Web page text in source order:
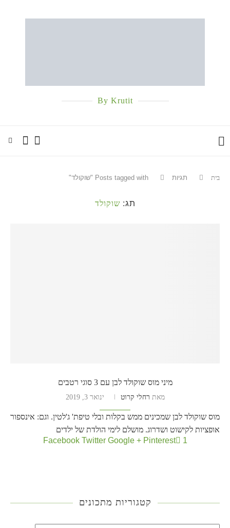
By Krutit
בית תגיות Posts tagged with "שוקולד"
תג: שוקולד
מיני מוס שוקולד לבן עם 3 סוגי רטבים
מאת רחלי קרוט ינואר 3, 2019
מוס שוקולד לבן שמכינים ממש בקלות ובלי טיפת' ג'לטין. וגם: אינספור
אופציות לקישוט ושדרוג. מושלם לימי הולדת של ילדים
1
Facebook Twitter Google + Pinterest
קטגוריות מתכונים